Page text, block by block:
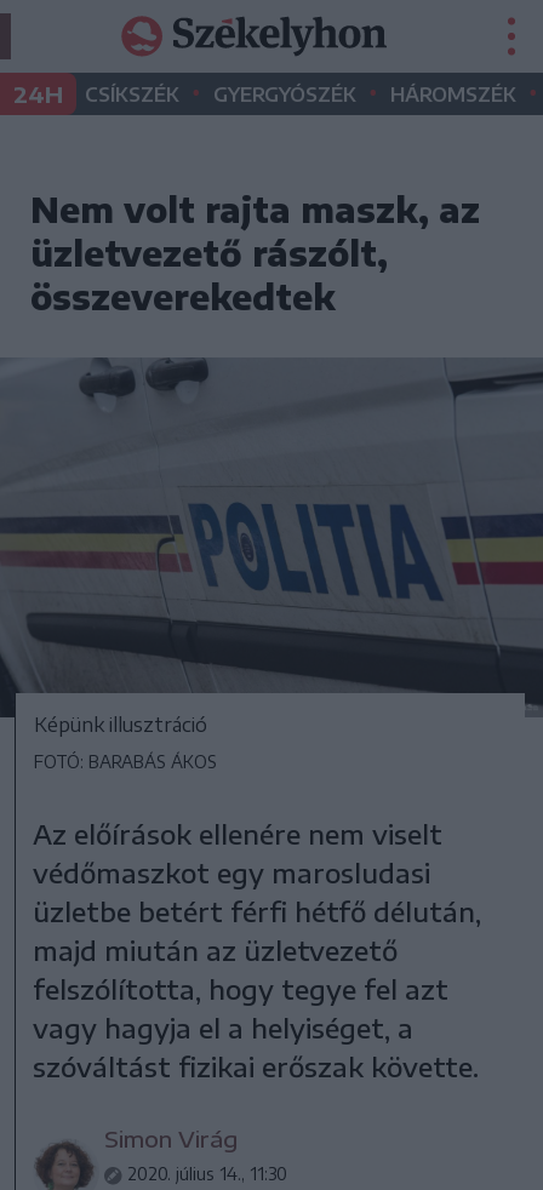
24H CSÍKSZÉK • GYERGYÓSZÉK • HÁROMSZÉK •
Nem volt rajta maszk, az
üzletvezető rászólt,
összeverekedtek
Képünk illusztráció
FOTÓ: BARABÁS ÁKOS
Az előírások ellenére nem viselt
védőmaszkot egy marosludasi
üzletbe betért férfi hétfő délután,
majd miután az üzletvezető
felszólította, hogy tegye fel azt
vagy hagyja el a helyiséget, a
szóváltást fizikai erőszak követte.
Simon Virág
2020. július 14., 11:30